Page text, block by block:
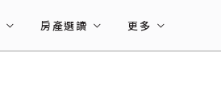
房產選讀 更多